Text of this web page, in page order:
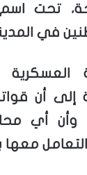
تحت اسم
في
إلى أن
وأن أي
معها